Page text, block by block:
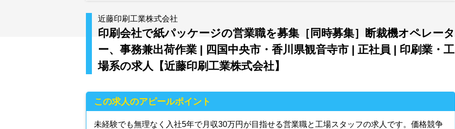
近藤印刷工業株式会社
印刷会社で紙パッケージの営業職を募集［同時募集］断裁機オペレータ
ー、事務兼出荷作業 | 四国中央市・香川県観音寺市 | 正社員 | 印刷業・工
場系の求人【近藤印刷工業株式会社】
この求人のアピールポイント
未経験でも無理なく入社5年で月収30万円が目指せる営業職と工場スタッフの求人です。価格競争